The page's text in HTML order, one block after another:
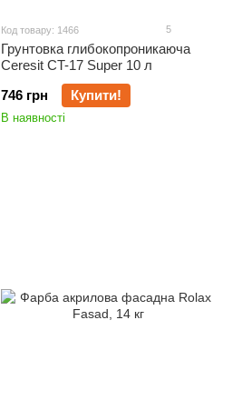
Код товару: 1466 5
Грунтовка глибокопроникаюча
Ceresit CT-17 Super 10 л
746 грн
Купити!
В наявності